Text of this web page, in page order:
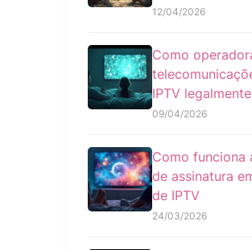
12/04/2026
Como
IPTV legalmente
09/04/2026
Como funciona
de assinatura
de IPTV
24/03/2026